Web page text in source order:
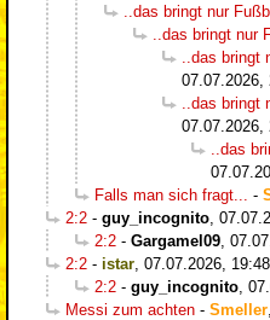
..das bringt nur
..das bringt nur
..das bringt
07.07.2026,
..das bringt
07.07.2026,
..das
Falls man sich fragt...
-
2:2 - guy_incognito
2:2 - Gargamel09
2:2 - istar 07.07.2026, 19:48
2:2 - guy_incognito
Messi zum achten - Smeller